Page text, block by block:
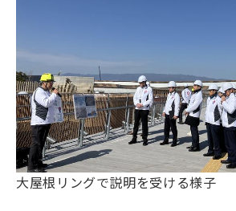
大屋根リングで説明を受ける様子